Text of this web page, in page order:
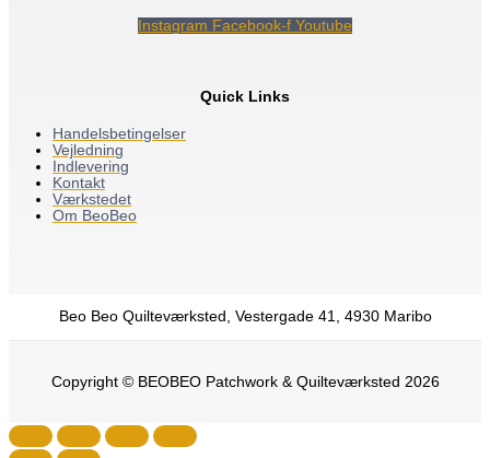
Instagram Facebook-f Youtube
Quick Links
Handelsbetingelser
Vejledning
Indlevering
Kontakt
Værkstedet
Om BeoBeo
Beo Beo Quilteværksted, Vestergade 41, 4930 Maribo
Copyright © BEOBEO Patchwork & Quilteværksted 2026